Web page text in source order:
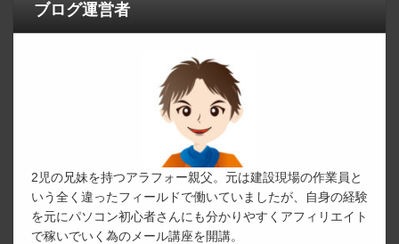
ブログ運営者
2児の兄妹を持つアラフォー親父。元は建設現場の作業員と
いう全く違ったフィールドで働いていましたが、自身の経験
を元にパソコン初心者さんにも分かりやすくアフィリエイト
で稼いでいく為のメール講座を開講。